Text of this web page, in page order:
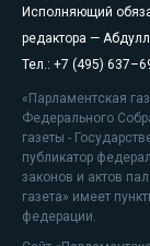
Исполняющий
редактора —
Тел.: +7 (495)
«Парламентская
Федерального
газеты -
публикатор
законов и актов
газета» имеет
федерации.